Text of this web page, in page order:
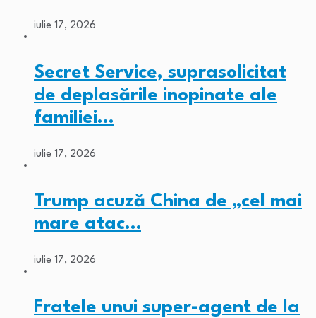
iulie 17, 2026
Secret Service, suprasolicitat
de deplasările inopinate ale
familiei…
iulie 17, 2026
Trump acuză China de „cel mai
mare atac…
iulie 17, 2026
Fratele unui super-agent de la